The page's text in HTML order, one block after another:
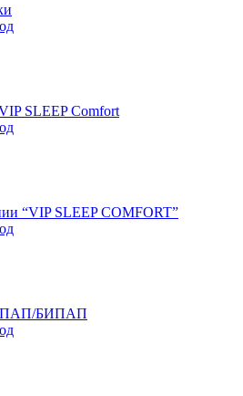
SLEEP Comfort
“VIP SLEEP COMFORT”
БИПАП